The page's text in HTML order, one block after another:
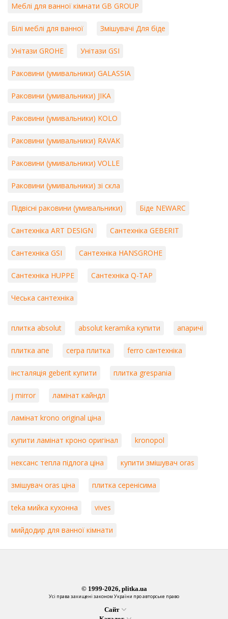
Меблі для ванної кімнати GB GROUP
Білі меблі для ванної Змішувачі Для біде
Унітази GROHE Унітази GSI
Раковини (умивальники) GALASSIA
Раковини (умивальники) JIKA
Раковини (умивальники) KOLO
Раковини (умивальники) RAVAK
Раковини (умивальники) VOLLE
Раковини (умивальники) зі скла
Підвісні раковини (умивальники) Біде NEWARC
Сантехніка ART DESIGN Сантехніка GEBERIT
Сантехніка GSI Сантехніка HANSGROHE
Сантехніка HUPPE Сантехніка Q-TAP
Чеська сантехніка
плитка absolut absolut keramika купити апаричі
плитка апе cerpa плитка ferro сантехніка
інсталяція geberit купити плитка grespania
j mirror ламінат кайндл
ламінат krono original ціна
купити ламінат кроно оригінал kronopol
нексанс тепла підлога ціна купити змішувач oras
змішувач oras ціна плитка серенісима
teka мийка кухонна vives
мийдодир для ванної кімнати
© 1999-2026, plitka.ua
Усі права захищені законом України про авторське право
Сайт